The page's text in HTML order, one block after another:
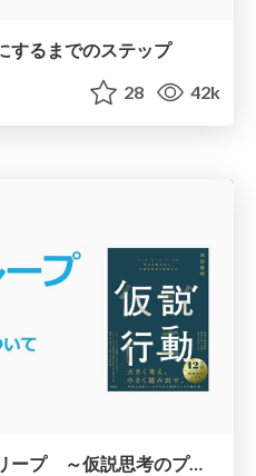
するまでのステップ
28 42k
仮説のマップ・ループ・リープ ～仮説思考のプロセスについて～